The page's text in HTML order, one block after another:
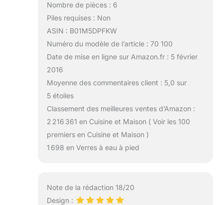
Nombre de pièces : 6
Piles requises : Non
ASIN : B01M5DPFKW
Numéro du modèle de l’article : 70 100
Date de mise en ligne sur Amazon.fr : 5 février
2016
Moyenne des commentaires client : 5,0 sur
5 étoiles
Classement des meilleures ventes d’Amazon :
2 216 361 en Cuisine et Maison ( Voir les 100
premiers en Cuisine et Maison )
1 698 en Verres à eau à pied
Note de la rédaction 18/20
Design :